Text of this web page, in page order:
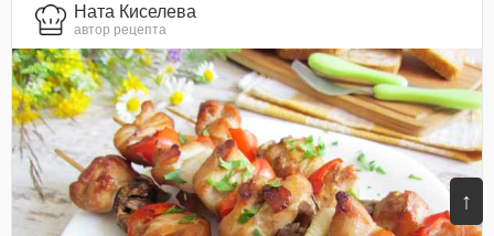
↑
Ната Киселева
автор рецепта